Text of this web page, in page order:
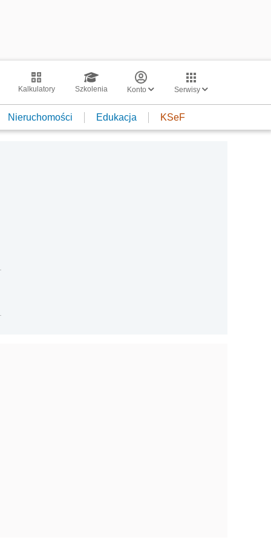
Kalkulatory Szkolenia Konto Serwisy
Nieruchomości Edukacja KSeF